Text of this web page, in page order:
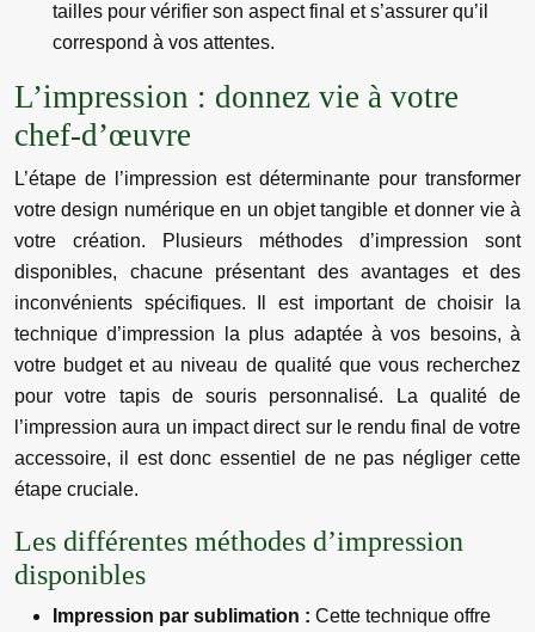
tailles pour vérifier son aspect final et s’assurer qu’il
correspond à vos attentes.
L’impression : donnez vie à votre
chef-d’œuvre
L’étape de l’impression est déterminante pour transformer
votre design numérique en un objet tangible et donner vie à
votre création. Plusieurs méthodes d’impression sont
disponibles, chacune présentant des avantages et des
inconvénients spécifiques. Il est important de choisir la
technique d’impression la plus adaptée à vos besoins, à
votre budget et au niveau de qualité que vous recherchez
pour votre tapis de souris personnalisé. La qualité de
l’impression aura un impact direct sur le rendu final de votre
accessoire, il est donc essentiel de ne pas négliger cette
étape cruciale.
Les différentes méthodes d’impression
disponibles
Impression par sublimation : Cette technique offre